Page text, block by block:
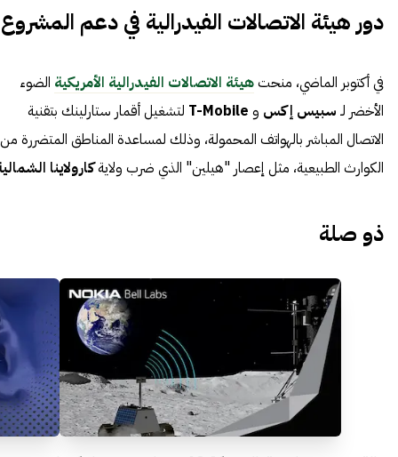
دور هيئة الاتصالات الفيدرالية في دعم المشروع
في أكتوبر الماضي، منحت هيئة الاتصالات الفيدرالية الأمريكية الضوء
الأخضر لـ سبيس إكس و T-Mobile لتشغيل أقمار ستارلينك بتقنية
الاتصال المباشر بالهواتف المحمولة، وذلك لمساعدة المناطق المتضررة من
الكوارث الطبيعية، مثل إعصار "هيلين" الذي ضرب ولايةكارولاينا
ذو صلة